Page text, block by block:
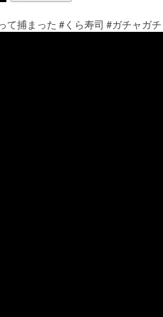
て捕まった #くら寿司 #ガチャガ